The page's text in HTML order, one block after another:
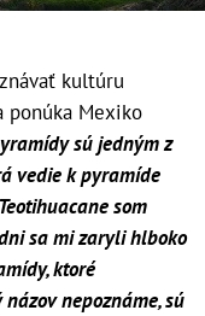
kultúru
ponúka Mexiko
sú jedným z
vedie k pyramíde
som
sa mi zaryli hlboko
ktoré
nepoznáme, sú